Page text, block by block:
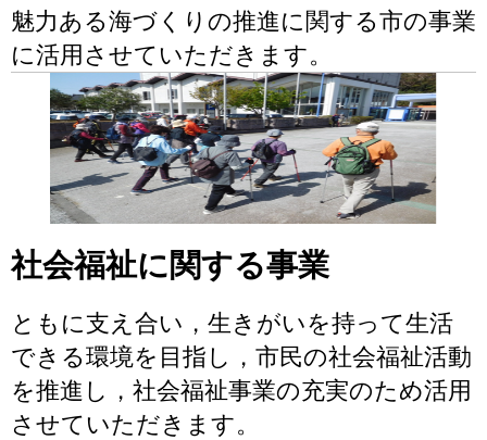
魅力ある海づくりの推進に関する市の事業
に活用させていただきます。
社会福祉に関する事業
ともに支え合い，生きがいを持って生活
できる環境を目指し，市民の社会福祉活動
を推進し，社会福祉事業の充実のため活用
させていただきます。